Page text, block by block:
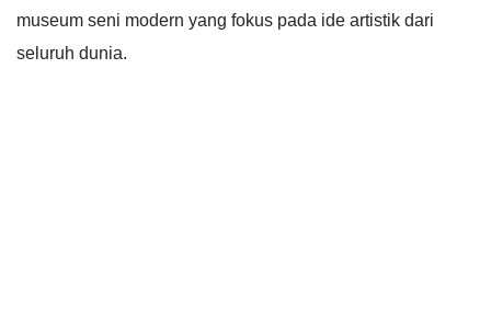
museum seni modern yang fokus pada ide artistik dari
seluruh dunia.